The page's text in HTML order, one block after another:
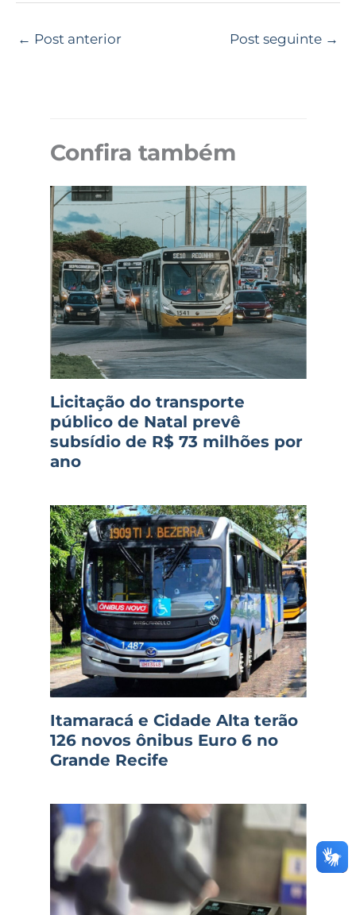
← Post anterior Post seguinte →
Confira também
Licitação do transporte
público de Natal prevê
subsídio de R$ 73 milhões por
ano
Itamaracá e Cidade Alta terão
126 novos ônibus Euro 6 no
Grande Recife